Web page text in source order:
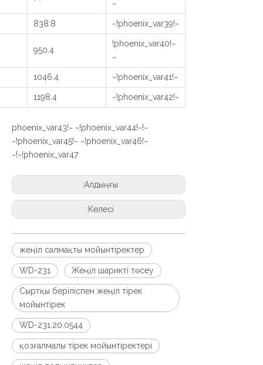
~
~!phoenix_var39!~
838.8
~!phoenix_var40!
~
950.4
~!phoenix_var41!~
1046.4
~!phoenix_var42!~
1198.4
~!phoenix_var43!~ ~!phoenix_var44!~
~!phoenix_var45!~ ~!phoenix_var46!~
~!phoenix_var47!~
Алдыңғы:
Келесі:
жеңіл салмақты мойынтіректер
WD-231 Жеңіл шарикті төсеу
Сыртқы беріліспен жеңіл тірек
мойынтірек
WD-231.20.0544
қозғалмалы тірек мойынтіректері